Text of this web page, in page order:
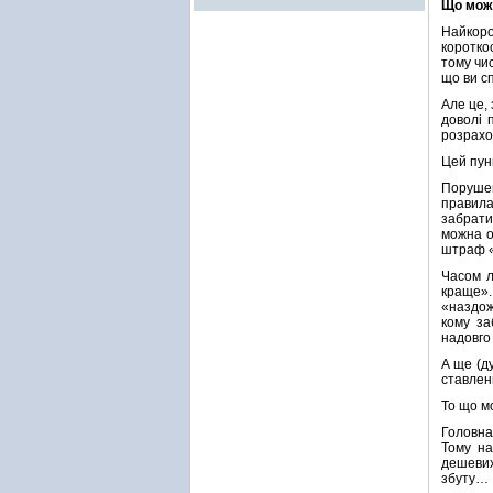
Що
тому
що ви
Але це,
доволі
Цей
можна
штраф
Часом
кому
А ще
То що
Тому
збуту…